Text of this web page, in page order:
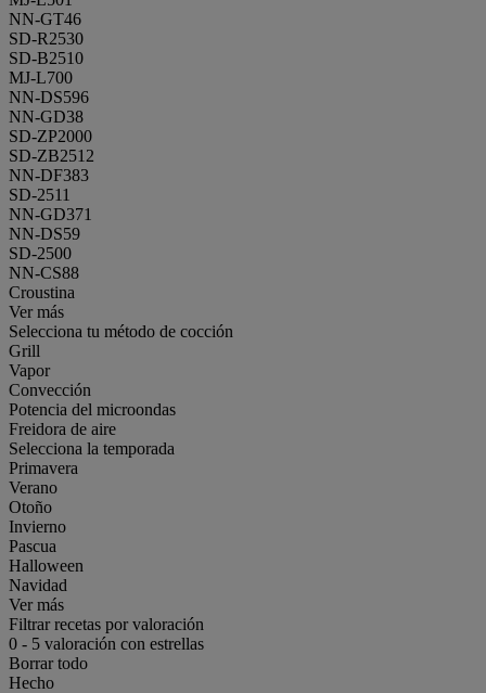
NN-GT46
SD-R2530
SD-B2510
MJ-L700
NN-DS596
NN-GD38
SD-ZP2000
SD-ZB2512
NN-DF383
SD-2511
NN-GD371
NN-DS59
SD-2500
NN-CS88
Croustina
Ver más
Selecciona tu método de cocción
Grill
Vapor
Convección
Potencia del microondas
Freidora de aire
Selecciona la temporada
Primavera
Verano
Otoño
Invierno
Pascua
Halloween
Navidad
Ver más
Filtrar recetas por valoración
0 - 5 valoración con estrellas
Borrar todo
Hecho